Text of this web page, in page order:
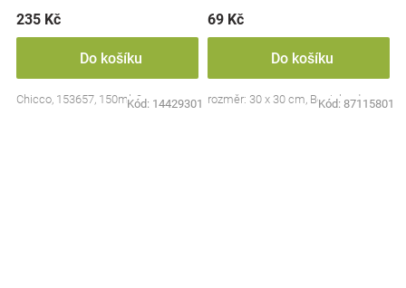
235 Kč
Do košíku
Chicco, 153657, 150ml, 0m+
Kód: 14429301
69 Kč
Do košíku
rozměr: 30 x 30 cm, Bocioland
Kód: 87115801